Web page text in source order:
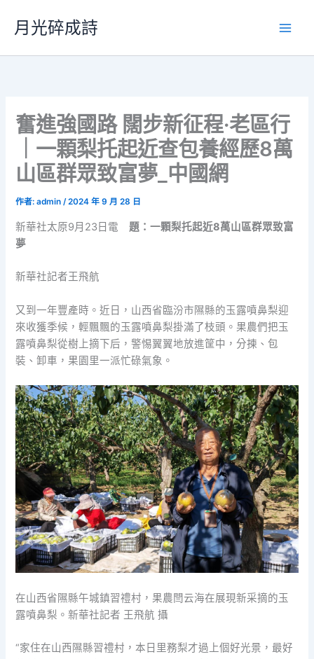
要
月光碎成詩
奮進強國路 闊步新征程·老區行
｜一顆梨托起近查包養經歷8萬
山區群眾致富夢_中國網
作者:admin/2024 年 9 月 28 日
新華社太原9月23日電題：一顆梨托起近8萬山區群眾致富
夢
新華社記者王飛航
又到一年豐產時。近日，山西省臨汾市隰縣的玉露噴鼻梨迎
來收獲季候，輕飄飄的玉露噴鼻梨掛滿了枝頭。果農們把玉
露噴鼻梨從樹上摘下后，警惕翼翼地放進筐中，分揀、包
裝、卸車，果園里一派忙碌氣象。
在山西省隰縣午城鎮習禮村，果農閆云海在展現新采摘的玉
露噴鼻梨。新華社記者 王飛航 攝
“家住在山西隰縣習禮村，本日里務梨才過上個好光景，最好